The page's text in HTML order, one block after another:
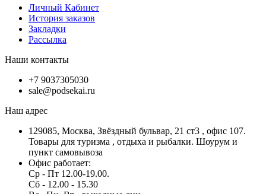
Личный Кабинет
История заказов
Закладки
Рассылка
Наши контакты
+7 9037305030
sale@podsekai.ru
Наш адрес
129085, Москва, Звёздный бульвар, 21 ст3 , офис 107.
Товары для туризма , отдыха и рыбалки. Шоурум и
пункт самовывоза
Офис работает:
Ср - Пт 12.00-19.00.
Сб - 12.00 - 15.30